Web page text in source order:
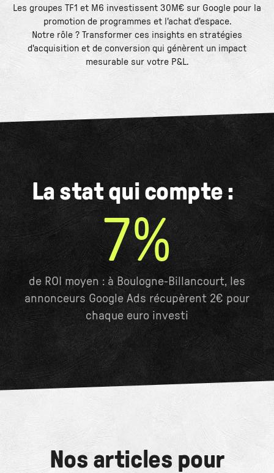
Les groupes TF1 et M6 investissent 30M€ sur Google pour la
promotion de programmes et l'achat d'espace.
Notre rôle ? Transformer ces insights en stratégies
d'acquisition et de conversion qui génèrent un impact
mesurable sur votre P&L.
La stat qui compte :
7%
de ROI moyen : à Boulogne-Billancourt, les
annonceurs Google Ads récupèrent 2€ pour
chaque euro investi
Nos articles pour